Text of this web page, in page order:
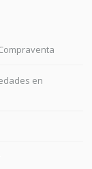
en